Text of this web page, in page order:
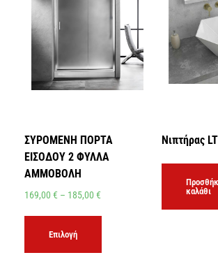
ΣΥΡΟΜΕΝΗ ΠΟΡΤΑ
ΕΙΣΟΔΟΥ 2 ΦΥΛΛΑ
ΑΜΜΟΒΟΛΗ
169,00 € – 185,00 €
Επιλογή
Νιπτήρας LT
καλάθι